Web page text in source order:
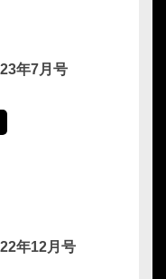
年7月号
年12月号